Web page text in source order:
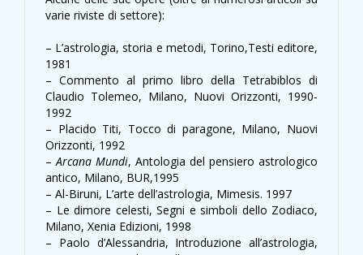
varie riviste di settore):
– L’astrologia, storia e metodi, Torino,Testi editore,
1981
– Commento al primo libro della Tetrabiblos di
Claudio Tolemeo, Milano, Nuovi Orizzonti, 1990-
1992
– Placido Titi, Tocco di paragone, Milano, Nuovi
Orizzonti, 1992
–Arcana Mundi, Antologia del pensiero astrologico
antico, Milano, BUR,1995
– Al-Biruni, L’arte dell’astrologia, Mimesis. 1997
– Le dimore celesti, Segni e simboli dello Zodiaco,
Milano, Xenia Edizioni, 1998
– Paolo d’Alessandria, Introduzione all’astrologia,